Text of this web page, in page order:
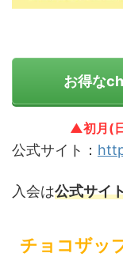
お得な
▲初月(
公式サイト：
入会は公式サイ
チョコザッ